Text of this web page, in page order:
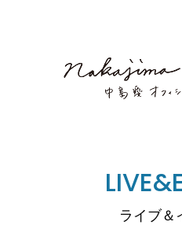
ライブ＆